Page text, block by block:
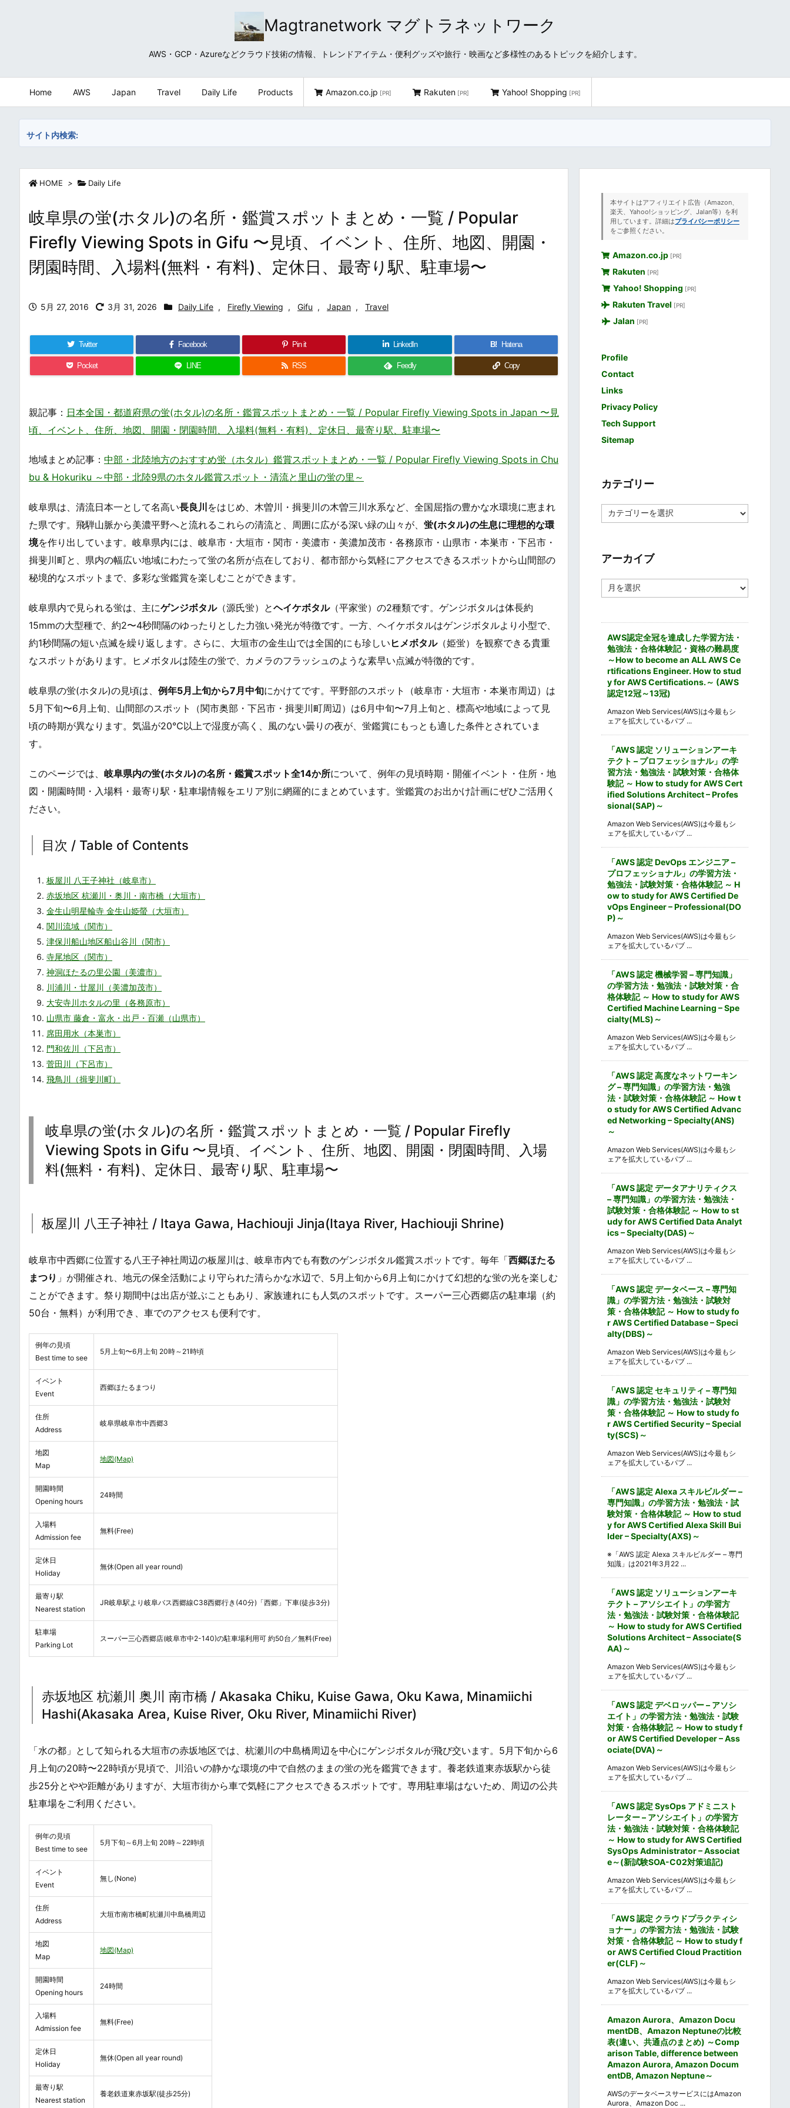
Magtranetwork マグトラネットワーク
AWS・GCP・Azureなどクラウド技術の情報、トレンドアイテム・便利グッズや旅行・映画など多様性のあるトピックを紹介します。
Home AWS Japan Travel Daily Life Products Amazon.co.jp [PR] Rakuten [PR] Yahoo! Shopping [PR]
サイト内検索:
HOME > Daily Life
岐阜県の蛍(ホタル)の名所・鑑賞スポットまとめ・一覧 / Popular
Firefly Viewing Spots in Gifu 〜見頃、イベント、住所、地図、開園・
閉園時間、入場料(無料・有料)、定休日、最寄り駅、駐車場〜
5月 27, 2016 3月 31, 2026 Daily Life , Firefly Viewing , Gifu , Japan , Travel
Twitter Facebook Pin it LinkedIn B! Hatena
Pocket LINE RSS Feedly Copy
親記事： 日本全国・都道府県の蛍(ホタル)の名所・鑑賞スポットまとめ・一覧 / Popular Firefly Viewing Spots in Japan 〜見
頃、イベント、住所、地図、開園・閉園時間、入場料(無料・有料)、定休日、最寄り駅、駐車場〜
地域まとめ記事： 中部・北陸地方のおすすめ蛍（ホタル）鑑賞スポットまとめ・一覧 / Popular Firefly Viewing Spots in Chu
bu & Hokuriku ～中部・北陸9県のホタル鑑賞スポット・清流と里山の蛍の里～
岐阜県は、清流日本一として名高い長良川 をはじめ、木曽川・揖斐川の木曽三川水系など、全国屈指の豊かな水環境に恵まれ
た県です。飛騨山脈から美濃平野へと流れるこれらの清流と、周囲に広がる深い緑の山々が、 蛍(ホタル)の生息に理想的な環
境を作り出しています。岐阜県内には、岐阜市・大垣市・関市・美濃市・美濃加茂市・各務原市・山県市・本巣市・下呂市・
揖斐川町と、県内の幅広い地域にわたって蛍の名所が点在しており、都市部から気軽にアクセスできるスポットから山間部の
秘境的なスポットまで、多彩な蛍鑑賞を楽しむことができます。
岐阜県内で見られる蛍は、主にゲンジボタル（源氏蛍）とヘイケボタル（平家蛍）の2種類です。ゲンジボタルは体長約
15mmの大型種で、約2〜4秒間隔のゆったりとした力強い発光が特徴です。一方、ヘイケボタルはゲンジボタルより小型で、
約1秒間隔の短い点滅を繰り返します。さらに、大垣市の金生山では全国的にも珍しい ヒメボタル（姫蛍）を観察できる貴重
なスポットがあります。ヒメボタルは陸生の蛍で、カメラのフラッシュのような素早い点滅が特徴的です。
岐阜県の蛍(ホタル)の見頃は、 例年5月上旬から7月中旬にかけてです。平野部のスポット（岐阜市・大垣市・本巣市周辺）は
5月下旬〜6月上旬、山間部のスポット（関市奥部・下呂市・揖斐川町周辺）は6月中旬〜7月上旬と、標高や地域によって見
頃の時期が異なります。気温が20℃以上で湿度が高く、風のない曇りの夜が、蛍鑑賞にもっとも適した条件とされていま
す。
このページでは、 岐阜県内の蛍(ホタル)の名所・鑑賞スポット全14か所について、例年の見頃時期・開催イベント・住所・地
図・開園時間・入場料・最寄り駅・駐車場情報をエリア別に網羅的にまとめています。蛍鑑賞のお出かけ計画にぜひご活用く
ださい。
目次 / Table of Contents
板屋川 八王子神社（岐阜市）
赤坂地区 杭瀬川・奥川・南市橋（大垣市）
金生山明星輪寺 金生山姫螢（大垣市）
関川流域（関市）
津保川船山地区船山谷川（関市）
寺尾地区（関市）
神洞ほたるの里公園（美濃市）
川浦川・廿屋川（美濃加茂市）
大安寺川ホタルの里（各務原市）
山県市 藤倉・富永・出戸・百瀬（山県市）
席田用水（本巣市）
門和佐川（下呂市）
菅田川（下呂市）
飛鳥川（揖斐川町）
岐阜県の蛍(ホタル)の名所・鑑賞スポットまとめ・一覧 / Popular Firefly
Viewing Spots in Gifu 〜見頃、イベント、住所、地図、開園・閉園時間、入場
料(無料・有料)、定休日、最寄り駅、駐車場〜
板屋川 八王子神社 / Itaya Gawa, Hachiouji Jinja(Itaya River, Hachiouji Shrine)
岐阜市中西郷に位置する八王子神社周辺の板屋川は、岐阜市内でも有数のゲンジボタル鑑賞スポットです。毎年「西郷ほたる
まつり 」が開催され、地元の保全活動により守られた清らかな水辺で、5月上旬から6月上旬にかけて幻想的な蛍の光を楽しむ
ことができます。祭り期間中は出店が並ぶこともあり、家族連れにも人気のスポットです。スーパー三心西郷店の駐車場（約
50台・無料）が利用でき、車でのアクセスも便利です。
例年の見頃
Best time to see
5月上旬〜6月上旬 20時～21時頃
イベント
Event
西郷ほたるまつり
住所
Address
岐阜県岐阜市中西郷3
地図
Map
地図(Map)
開園時間
Opening hours
24時間
入場料
Admission fee
無料(Free)
定休日
Holiday
無休(Open all year round)
最寄り駅
Nearest station
JR岐阜駅より岐阜バス西郷線C38西郷行き(40分)「西郷」下車(徒歩3分)
駐車場
Parking Lot
スーパー三心西郷店(岐阜市中2-140)の駐車場利用可 約50台／無料(Free)
赤坂地区 杭瀬川 奥川 南市橋 / Akasaka Chiku, Kuise Gawa, Oku Kawa, Minamiichi
Hashi(Akasaka Area, Kuise River, Oku River, Minamiichi River)
「水の都」として知られる大垣市の赤坂地区では、杭瀬川の中島橋周辺を中心にゲンジボタルが飛び交います。5月下旬から6
月上旬の20時〜22時頃が見頃で、川沿いの静かな環境の中で自然のままの蛍の光を鑑賞できます。養老鉄道東赤坂駅から徒
歩25分とやや距離がありますが、大垣市街から車で気軽にアクセスできるスポットです。専用駐車場はないため、周辺の公共
駐車場をご利用ください。
例年の見頃
Best time to see
5月下旬～6月上旬 20時～22時頃
イベント
Event
無し(None)
住所
Address
大垣市南市橋町杭瀬川中島橋周辺
地図
Map
地図(Map)
開園時間
Opening hours
24時間
入場料
Admission fee
無料(Free)
定休日
Holiday
無休(Open all year round)
最寄り駅
Nearest station
養老鉄道東赤坂駅(徒歩25分)
本サイトはアフィリエイト広告（Amazon、
楽天、Yahoo!ショッピング、Jalan等）を利
用しています。詳細はプライバシーポリシー
をご参照ください。
Amazon.co.jp [PR]
Rakuten [PR]
Yahoo! Shopping [PR]
Rakuten Travel [PR]
Jalan [PR]
Profile
Contact
Links
Privacy Policy
Tech Support
Sitemap
カテゴリー
テ
ー
アーカイブ
ー
AWS認定全冠を達成した学習方法・
勉強法・合格体験記・資格の難易度
～How to become an ALL AWS Ce
rtifications Engineer. How to stud
y for AWS Certifications.～ (AWS
認定12冠～13冠)
Amazon Web Services(AWS)は今最もシ
ェアを拡大しているパブ ...
「AWS 認定 ソリューションアーキ
テクト – プロフェッショナル」の学
習方法・勉強法・試験対策・合格体
験記 ～ How to study for AWS Cert
ified Solutions Architect – Profes
sional(SAP)～
Amazon Web Services(AWS)は今最もシ
ェアを拡大しているパブ ...
「AWS 認定 DevOps エンジニア –
プロフェッショナル」の学習方法・
勉強法・試験対策・合格体験記 ～ H
ow to study for AWS Certified De
vOps Engineer – Professional(DO
P)～
Amazon Web Services(AWS)は今最もシ
ェアを拡大しているパブ ...
「AWS 認定 機械学習 – 専門知識」
の学習方法・勉強法・試験対策・合
格体験記 ～ How to study for AWS
Certified Machine Learning – Spe
cialty(MLS)～
Amazon Web Services(AWS)は今最もシ
ェアを拡大しているパブ ...
「AWS 認定 高度なネットワーキン
グ – 専門知識」の学習方法・勉強
法・試験対策・合格体験記 ～ How t
o study for AWS Certified Advanc
ed Networking – Specialty(ANS)
～
Amazon Web Services(AWS)は今最もシ
ェアを拡大しているパブ ...
「AWS 認定 データアナリティクス
– 専門知識」の学習方法・勉強法・
試験対策・合格体験記 ～ How to st
udy for AWS Certified Data Analyt
ics – Specialty(DAS)～
Amazon Web Services(AWS)は今最もシ
ェアを拡大しているパブ ...
「AWS 認定 データベース – 専門知
識」の学習方法・勉強法・試験対
策・合格体験記 ～ How to study fo
r AWS Certified Database – Speci
alty(DBS)～
Amazon Web Services(AWS)は今最もシ
ェアを拡大しているパブ ...
「AWS 認定 セキュリティ – 専門知
識」の学習方法・勉強法・試験対
策・合格体験記 ～ How to study fo
r AWS Certified Security – Special
ty(SCS)～
Amazon Web Services(AWS)は今最もシ
ェアを拡大しているパブ ...
「AWS 認定 Alexa スキルビルダー –
専門知識」の学習方法・勉強法・試
験対策・合格体験記 ～ How to stud
y for AWS Certified Alexa Skill Bui
lder – Specialty(AXS)～
※「AWS 認定 Alexa スキルビルダー – 専門
知識」は2021年3月22 ...
「AWS 認定 ソリューションアーキ
テクト – アソシエイト」の学習方
法・勉強法・試験対策・合格体験記
～ How to study for AWS Certified
Solutions Architect – Associate(S
AA)～
Amazon Web Services(AWS)は今最もシ
ェアを拡大しているパブ ...
「AWS 認定 デベロッパー – アソシ
エイト」の学習方法・勉強法・試験
対策・合格体験記 ～ How to study f
or AWS Certified Developer – Ass
ociate(DVA)～
Amazon Web Services(AWS)は今最もシ
ェアを拡大しているパブ ...
「AWS 認定 SysOps アドミニスト
レーター – アソシエイト」の学習方
法・勉強法・試験対策・合格体験記
～ How to study for AWS Certified
SysOps Administrator – Associat
e～(新試験SOA-C02対策追記)
Amazon Web Services(AWS)は今最もシ
ェアを拡大しているパブ ...
「AWS 認定 クラウドプラクティシ
ョナー」の学習方法・勉強法・試験
対策・合格体験記 ～ How to study f
or AWS Certified Cloud Practition
er(CLF)～
Amazon Web Services(AWS)は今最もシ
ェアを拡大しているパブ ...
Amazon Aurora、Amazon Docu
mentDB、Amazon Neptuneの比較
表(違い、共通点のまとめ) ～Comp
arison Table, difference between
Amazon Aurora, Amazon Docum
entDB, Amazon Neptune～
AWSのデータベースサービスにはAmazon
Aurora、Amazon Doc ...